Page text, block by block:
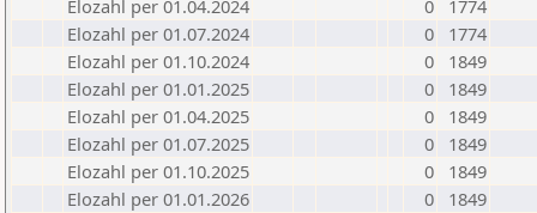
Elozahl per 01.04.2024
0
1774
Elozahl per 01.07.2024
0
1774
Elozahl per 01.10.2024
0
1849
Elozahl per 01.01.2025
0
1849
Elozahl per 01.04.2025
0
1849
Elozahl per 01.07.2025
0
1849
Elozahl per 01.10.2025
0
1849
Elozahl per 01.01.2026
0
1849